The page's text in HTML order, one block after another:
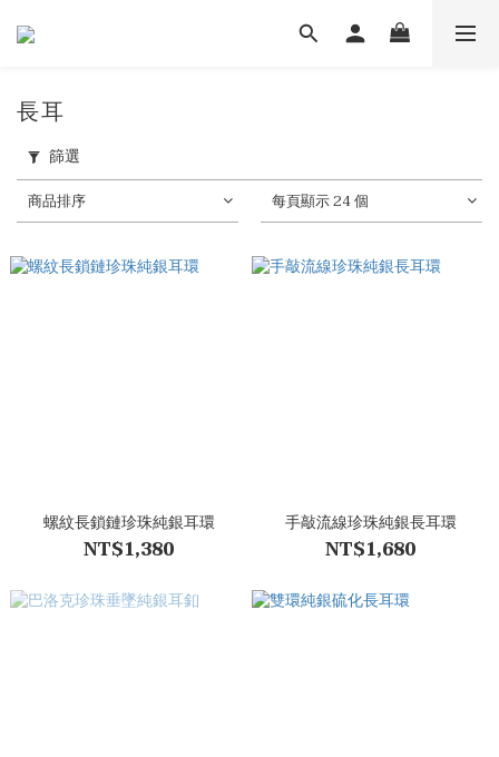
長耳
篩選
商品排序 每頁顯示 24 個
螺紋長鎖鏈珍珠純銀耳環
NT$1,380
手敲流線珍珠純銀長耳環
NT$1,680